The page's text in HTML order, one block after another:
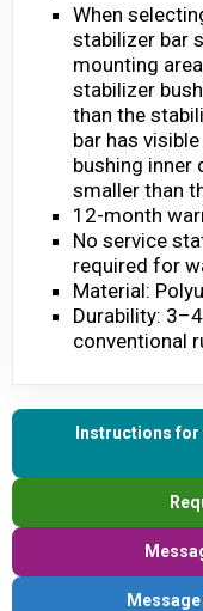
When
stabilizer bar
mounting
stabilizer
than the
bar has
bushing inner
smaller than
12-month
No service
required for
Material:
Durability:
conventional
Instructions for